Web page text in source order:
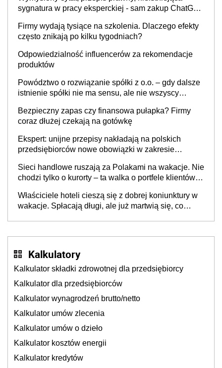
sygnatura w pracy eksperckiej - sam zakup ChatGPT
Firmy wydają tysiące na szkolenia. Dlaczego efekty
często znikają po kilku tygodniach?
Odpowiedzialność influencerów za rekomendacje
produktów
Powództwo o rozwiązanie spółki z o.o. – gdy dalsze
istnienie spółki nie ma sensu, ale nie wszyscy
Bezpieczny zapas czy finansowa pułapka? Firmy
coraz dłużej czekają na gotówkę
Ekspert: unijne przepisy nakładają na polskich
przedsiębiorców nowe obowiązki w zakresie
Sieci handlowe ruszają za Polakami na wakacje. Nie
chodzi tylko o kurorty – ta walka o portfele klientów
cichu
Właściciele hoteli cieszą się z dobrej koniunktury w
wakacje. Spłacają długi, ale już martwią się, co
Kalkulatory
Kalkulator składki zdrowotnej dla przedsiębiorcy
Kalkulator dla przedsiębiorców
Kalkulator wynagrodzeń brutto/netto
Kalkulator umów zlecenia
Kalkulator umów o dzieło
Kalkulator kosztów energii
Kalkulator kredytów